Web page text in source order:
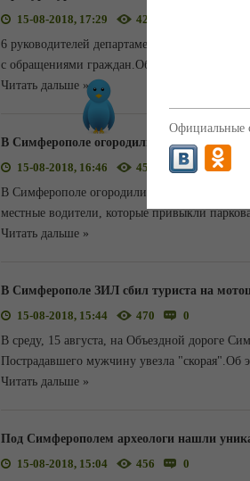
15-08-2018, 17:29
427
6 руководителей департаментов и отделов
с обращениями граждан.Об этом
Читать дальше »
В Симферополе огородили забором
15-08-2018, 16:46
452
0
В Симферополе огородили территорию
местные водители, которые привыкли
Читать дальше »
В Симферополе ЗИЛ сбил туриста на
15-08-2018, 15:44
470
0
В среду, 15 августа, на Объездной дороге
Пострадавшего мужчину увезла "скорая".Об
Читать дальше »
Под Симферополем археологи нашли
15-08-2018, 15:04
456
0
Официальные